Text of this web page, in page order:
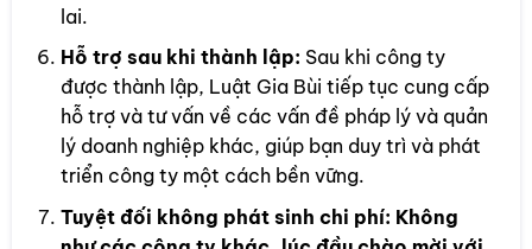
lai.
Hỗ trợ sau khi thành lập: Sau khi công ty
được thành lập, Luật Gia Bùi tiếp tục cung cấp
hỗ trợ và tư vấn về các vấn đề pháp lý và quản
lý doanh nghiệp khác, giúp bạn duy trì và phát
triển công ty một cách bền vững.
Tuyệt đối không phát sinh chi phí: Không